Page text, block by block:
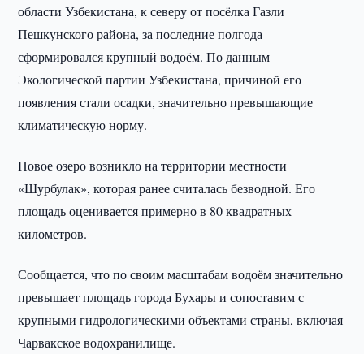
области Узбекистана, к северу от посёлка Газли
Пешкунского района, за последние полгода
сформировался крупный водоём. По данным
Экологической партии Узбекистана, причиной его
появления стали осадки, значительно превышающие
климатическую норму.
Новое озеро возникло на территории местности
«Шурбулак», которая ранее считалась безводной. Его
площадь оценивается примерно в 80 квадратных
километров.
Сообщается, что по своим масштабам водоём значительно
превышает площадь города Бухары и сопоставим с
крупными гидрологическими объектами страны, включая
Чарвакское водохранилище.